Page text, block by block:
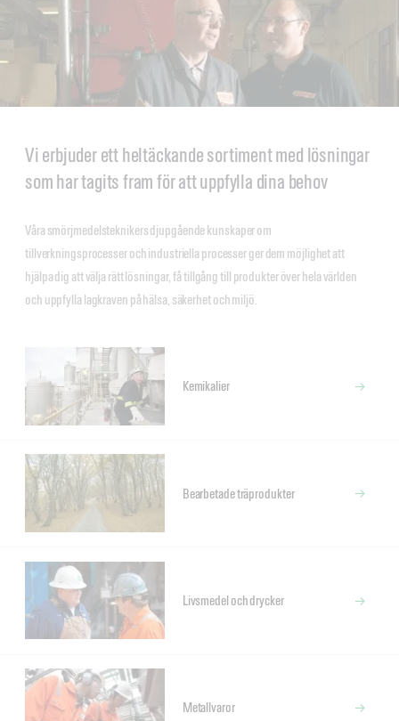
Vi erbjuder ett heltäckande sortiment med lösningar
som har tagits fram för att uppfylla dina behov
Våra smörjmedelsteknikers djupgående kunskaper om
tillverkningsprocesser och industriella processer ger dem möjlighet att
hjälpa dig att välja rätt lösningar, få tillgång till produkter över hela världen
och uppfylla lagkraven på hälsa, säkerhet och miljö.
Kemikalier
Bearbetade träprodukter
Livsmedel och drycker
Metallvaror